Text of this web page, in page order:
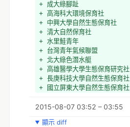
+ 成大綠腳趾
+ 高海科大環境保育社
+ 中興大學自然生態保育社
+ 清大自然保育社
+ 水里鮭青年
+ 台灣青年氣候聯盟
+ 北大綠色潛水艇
+ 高雄醫學大學生態保育研究社
+ 長庚科技大學自然生態保育社
+ 國立屏東大學自然生態保育社
+ 國立彰化高中環保志工隊
+ 彰師大EP生態保育社
2015-08-07 03:52 – 03:55
顯示 diff